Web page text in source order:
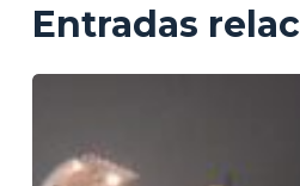
Entradas